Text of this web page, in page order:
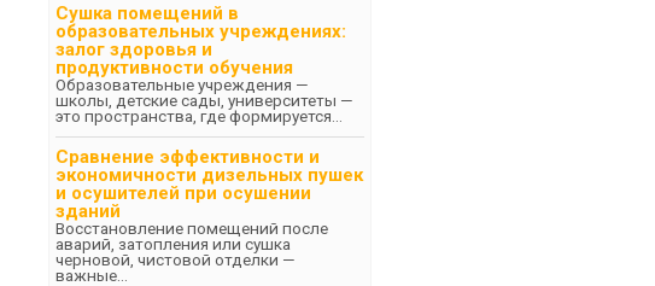
Сушка помещений в
образовательных учреждениях:
залог здоровья и
продуктивности обучения
Образовательные учреждения —
школы, детские сады, университеты —
это пространства, где формируется...
Сравнение эффективности и
экономичности дизельных пушек
и осушителей при осушении
зданий
Восстановление помещений после
аварий, затопления или сушка
черновой, чистовой отделки —
важные...